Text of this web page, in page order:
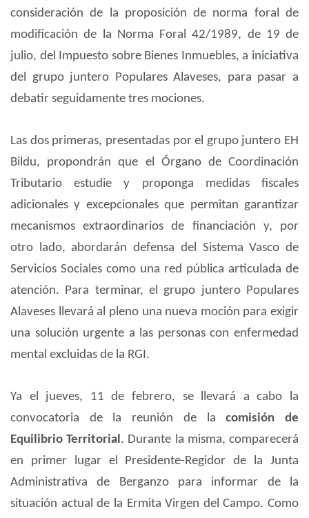
consideración de la proposición de norma foral de
modificación de la Norma Foral 42/1989, de 19 de
julio, del Impuesto sobre Bienes Inmuebles, a iniciativa
del grupo juntero Populares Alaveses, para pasar a
debatir seguidamente tres mociones.
Las dos primeras, presentadas por el grupo juntero EH
Bildu, propondrán que el Órgano de Coordinación
Tributario estudie y proponga medidas fiscales
adicionales y excepcionales que permitan garantizar
mecanismos extraordinarios de financiación y, por
otro lado, abordarán defensa del Sistema Vasco de
Servicios Sociales como una red pública articulada de
atención. Para terminar, el grupo juntero Populares
Alaveses llevará al pleno una nueva moción para exigir
una solución urgente a las personas con enfermedad
mental excluidas de la RGI.
Ya el jueves, 11 de febrero, se llevará a cabo la
convocatoria de la reunión de lacomisión de
Equilibrio Territorial. Durante la misma, comparecerá
en primer lugar el Presidente-Regidor de la Junta
Administrativa de Berganzo para informar de la
situación actual de la Ermita Virgen del Campo. Como